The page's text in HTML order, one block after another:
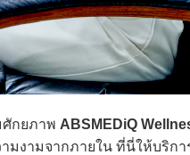
กยภาพ ABSMEDiQ
มงามจากภายใน ที่นี่ให้บริก